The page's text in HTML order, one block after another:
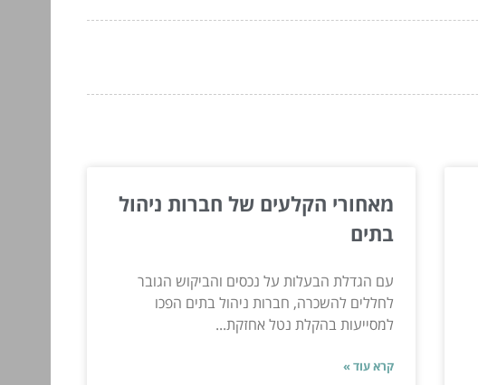
מאחורי הקלעים של חברות ניהול
בתים
עם הגדלת הבעלות על נכסים והביקוש הגובר
לחללים להשכרה, חברות ניהול בתים הפכו
למסייעות בהקלת נטל אחזקת...
קרא עוד »